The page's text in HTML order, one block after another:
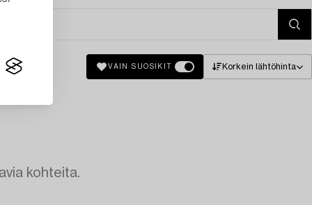
VAIN SUOSIKIT Korkein lähtöhinta
kohteita.